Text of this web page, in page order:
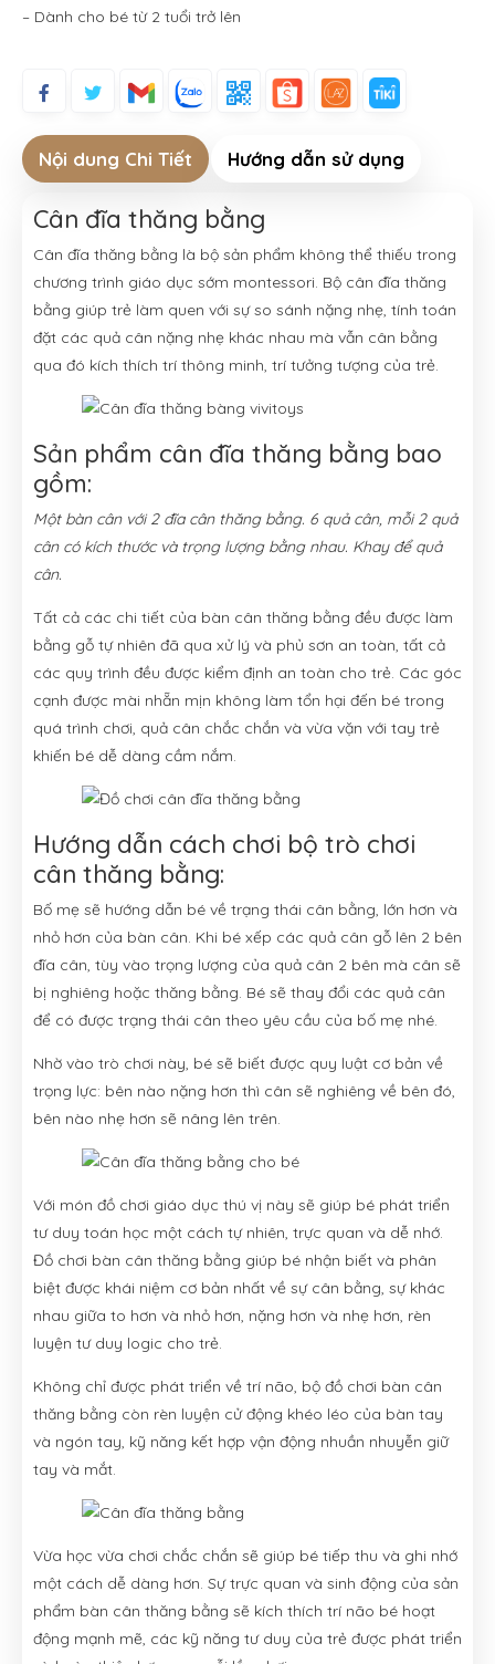
– Dành cho bé từ 2 tuổi trở lên
Nội dung Chi Tiết Hướng dẫn sử dụng
Cân đĩa thăng bằng
Cân đĩa thăng bằng là bộ sản phẩm không thể thiếu trong
chương trình giáo dục sớm montessori. Bộ cân đĩa thăng
bằng giúp trẻ làm quen với sự so sánh nặng nhẹ, tính toán
đặt các quả cân nặng nhẹ khác nhau mà vẫn cân bằng
qua đó kích thích trí thông minh, trí tưởng tượng của trẻ.
Sản phẩm cân đĩa thăng bằng bao
gồm:
Một bàn cân với 2 đĩa cân thăng bằng. 6 quả cân, mỗi 2 quả
cân có kích thước và trọng lượng bằng nhau. Khay để quả
cân.
Tất cả các chi tiết của bàn cân thăng bằng đều được làm
bằng gỗ tự nhiên đã qua xử lý và phủ sơn an toàn, tất cả
các quy trình đều được kiểm định an toàn cho trẻ. Các góc
cạnh được mài nhẵn mịn không làm tổn hại đến bé trong
quá trình chơi, quả cân chắc chắn và vừa vặn với tay trẻ
khiến bé dễ dàng cầm nắm.
Hướng dẫn cách chơi bộ trò chơi
cân thăng bằng:
Bố mẹ sẽ hướng dẫn bé về trạng thái cân bằng, lớn hơn và
nhỏ hơn của bàn cân. Khi bé xếp các quả cân gỗ lên 2 bên
đĩa cân, tùy vào trọng lượng của quả cân 2 bên mà cân sẽ
bị nghiêng hoặc thăng bằng. Bé sẽ thay đổi các quả cân
để có được trạng thái cân theo yêu cầu của bố mẹ nhé.
Nhờ vào trò chơi này, bé sẽ biết được quy luật cơ bản về
trọng lực: bên nào nặng hơn thì cân sẽ nghiêng về bên đó,
bên nào nhẹ hơn sẽ nâng lên trên.
Với món đồ chơi giáo dục thú vị này sẽ giúp bé phát triển
tư duy toán học một cách tự nhiên, trực quan và dễ nhớ.
Đồ chơi bàn cân thăng bằng giúp bé nhận biết và phân
biệt được khái niệm cơ bản nhất về sự cân bằng, sự khác
nhau giữa to hơn và nhỏ hơn, nặng hơn và nhẹ hơn, rèn
luyện tư duy logic cho trẻ.
Không chỉ được phát triển về trí não, bộ đồ chơi bàn cân
thăng bằng còn rèn luyện cử động khéo léo của bàn tay
và ngón tay, kỹ năng kết hợp vận động nhuần nhuyễn giữ
tay và mắt.
Vừa học vừa chơi chắc chắn sẽ giúp bé tiếp thu và ghi nhớ
một cách dễ dàng hơn. Sự trực quan và sinh động của sản
phẩm bàn cân thăng bằng sẽ kích thích trí não bé hoạt
động mạnh mẽ, các kỹ năng tư duy của trẻ được phát triển